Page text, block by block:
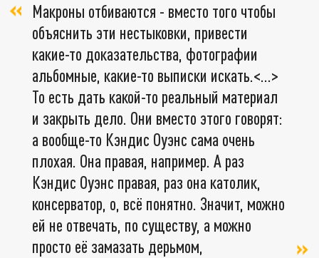
Макроны отбиваются - вместо того чтобы
объяснить эти нестыковки, привести
какие-то доказательства, фотографии
альбомные, какие-то выписки искать.<…>
То есть дать какой-то реальный материал
и закрыть дело. Они вместо этого говорят:
а вообще-то Кэндис Оуэнс сама очень
плохая. Она правая, например. А раз
Кэндис Оуэнс правая, раз она католик,
консерватор, о, всё понятно. Значит, можно
ей не отвечать, по существу, а можно
просто её замазать дерьмом,